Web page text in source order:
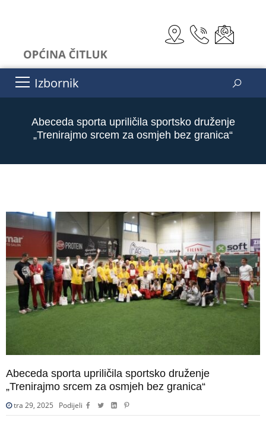
Izbornik
Abeceda sporta upriličila sportsko druženje
„Trenirajmo srcem za osmjeh bez granica“
Abeceda sporta upriličila sportsko druženje
„Trenirajmo srcem za osmjeh bez granica“
tra 29, 2025 Podijeli